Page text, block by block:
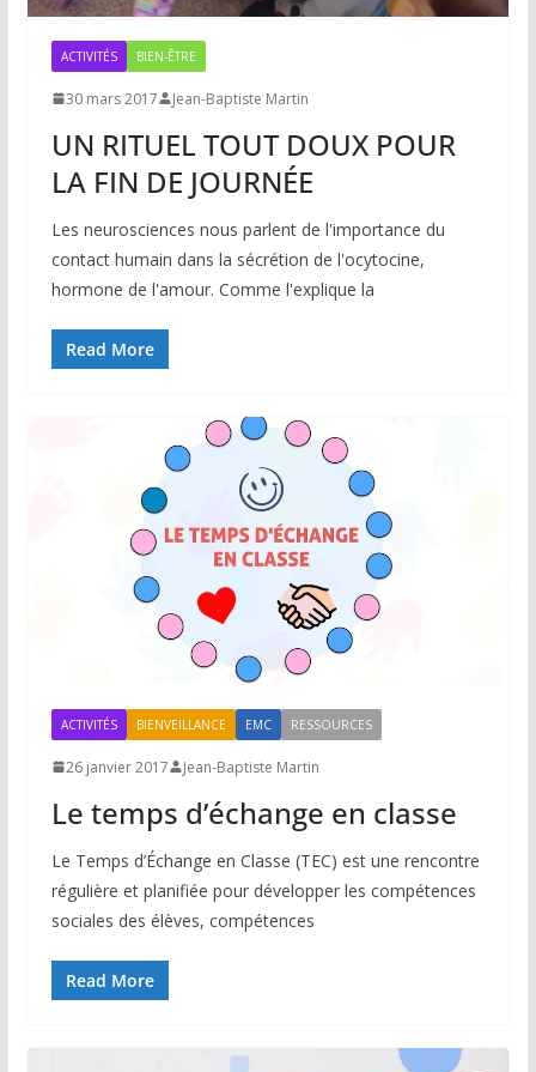
ACTIVITÉS BIEN-ÊTRE
30 mars 2017 Jean-Baptiste Martin
UN RITUEL TOUT DOUX POUR
LA FIN DE JOURNÉE
Les neurosciences nous parlent de l'importance du
contact humain dans la sécrétion de l'ocytocine,
hormone de l'amour. Comme l'explique la
Read More
ACTIVITÉS BIENVEILLANCE EMC RESSOURCES
26 janvier 2017 Jean-Baptiste Martin
Le temps d’échange en classe
Le Temps d’Échange en Classe (TEC) est une rencontre
régulière et planifiée pour développer les compétences
sociales des élèves, compétences
Read More